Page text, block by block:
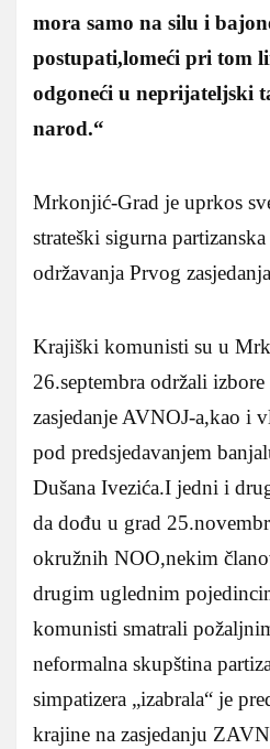
mora samo na silu i
postupati,lomeći pri tom
odgoneći u neprijateljski
narod.“
Mrkonjić-Grad je uprkos
strateški sigurna
održavanja Prvog
Krajiški komunisti su u
26.septembra održali izbore
zasjedanje AVNOJ-a,kao i
pod predsjedavanjem
Dušana Ivezića.I jedni i
da dođu u grad
okružnih NOO,nekim
drugim uglednim
komunisti smatrali
neformalna skupština
simpatizera „izabrala“ je
krajine na zasjedanju